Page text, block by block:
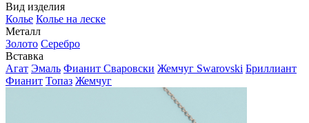
Вид изделия
Колье Колье на леске
Металл
Золото Серебро
Вставка
Агат Эмаль Фианит Сваровски Жемчуг Swarovski Бриллиант
Фианит Топаз Жемчуг